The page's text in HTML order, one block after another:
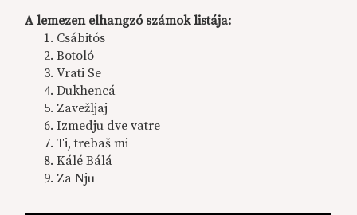
A lemezen elhangzó számok listája:
Csábitós
Botoló
Vrati Se
Dukhencá
Zavežljaj
Izmedju dve vatre
Ti, trebaš mi
Kálé Bálá
Za Nju